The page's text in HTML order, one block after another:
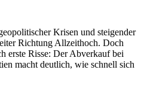
Krisen und steigender
Richtung Allzeithoch. Doch
erste Risse: Der Abverkauf bei
macht deutlich, wie schnell sich